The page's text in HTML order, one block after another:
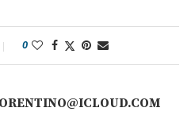
0